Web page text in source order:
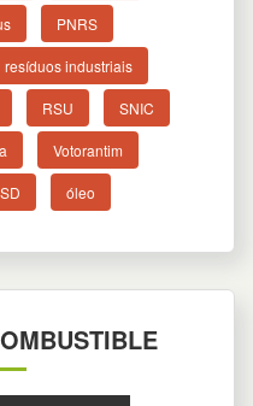
PNRS
resíduos industriais
RSU SNIC
Votorantim
óleo